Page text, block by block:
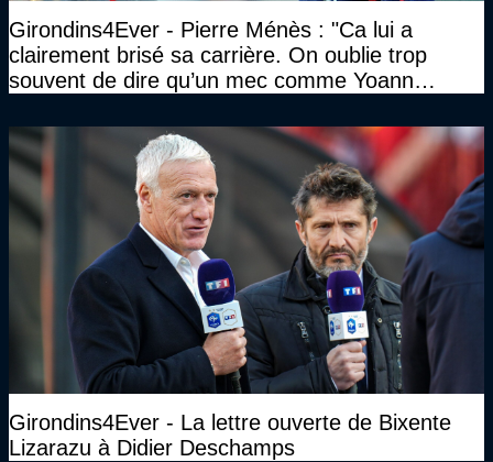
Girondins4Ever - Pierre Ménès : "Ca lui a
clairement brisé sa carrière. On oublie trop
souvent de dire qu’un mec comme Yoann
Girondins4Ever - La lettre ouverte de Bixente
Lizarazu à Didier Deschamps